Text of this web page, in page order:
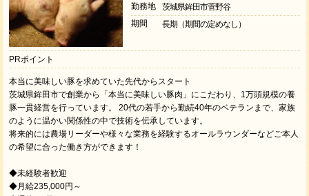
勤務地
茨城県鉾田市菅野谷
期間
長期（期間の定めなし）
PRポイント
本当に美味しい豚を求めていた先代からスタート
茨城県鉾田市で創業から「本当に美味しい豚肉」にこだわり、1万頭規模の養
豚一貫経営を行っています。 20代の若手から勤続40年のベテランまで、家族
のように温かい関係性の中で技術を伝承しています。
将来的には農場リーダーや様々な業務を経験するオールラウンダーなどご本人
の希望に合った働き方ができます！
◆未経験者歓迎
◆月給235,000円～